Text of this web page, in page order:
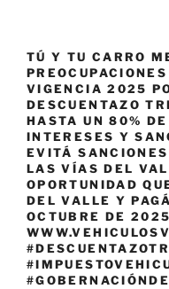
TÚ Y TU CARRO
VIGENCIA 2025
DESCUENTAZO
HASTA UN 80% DE
INTERESES Y
EVITÁ
LAS VÍAS DEL
OPORTUNIDAD
DEL VALLE Y
OCTUBRE DE